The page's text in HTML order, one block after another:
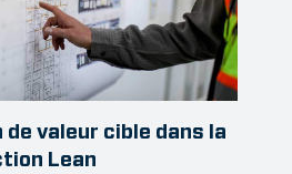
valeur cible dans la
Lean